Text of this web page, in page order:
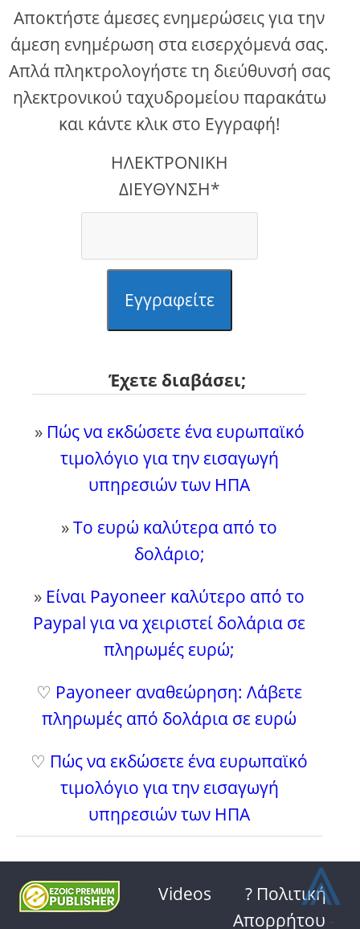
Αποκτήστε άμεσες ενημερώσεις για την
άμεση ενημέρωση στα εισερχόμενά σας.
Απλά πληκτρολογήστε τη διεύθυνσή σας
ηλεκτρονικού ταχυδρομείου παρακάτω
και κάντε κλικ στο Εγγραφή!
ΗΛΕΚΤΡΟΝΙΚΗ
ΔΙΕΥΘΥΝΣΗ*
Εγγραφείτε
Έχετε διαβάσει;
» Πώς να εκδώσετε ένα ευρωπαϊκό
τιμολόγιο για την εισαγωγή
υπηρεσιών των ΗΠΑ
»Το ευρώ καλύτερα από το
δολάριο;
» Είναι Payoneer καλύτερο από το
Paypal για να χειριστεί δολάρια σε
πληρωμές ευρώ;
♡ Payoneer αναθεώρηση: Λάβετε
πληρωμές από δολάρια σε ευρώ
♡ Πώς να εκδώσετε ένα ευρωπαϊκό
τιμολόγιο για την εισαγωγή
υπηρεσιών των ΗΠΑ
Videos
? Πολιτική
Απορρήτου
⩓